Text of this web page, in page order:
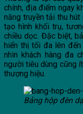
chính, địa điểm ngay
năng truyền tải thu hút
tạo hình khối trụ,
chiều dọc. Đặc biệt,
hiển thị tối đa lên
nhìn khách hàng đa
người tiêu dùng cũng
thượng hiệu.
Bảng hộp đèn